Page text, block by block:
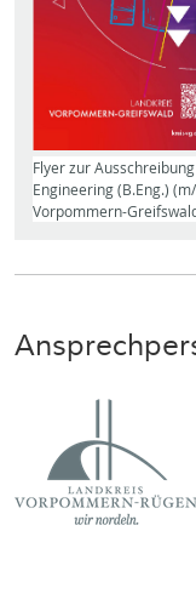
Flyer zur
Engineering (B.Eng.)
Vorpommern-